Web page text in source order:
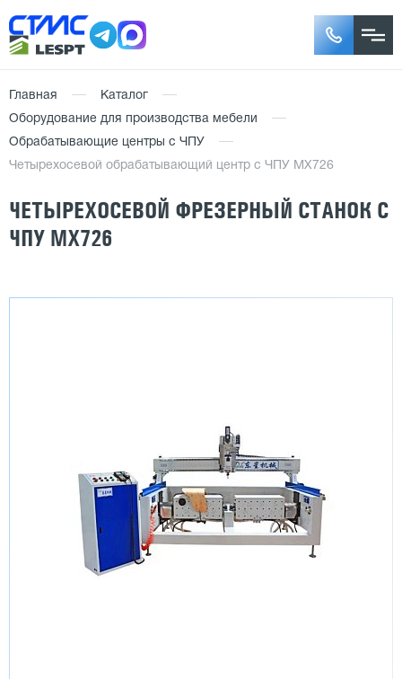
Главная
Каталог
Оборудование для производства мебели
Обрабатывающие центры с ЧПУ
Четырехосевой обрабатывающий центр с ЧПУ MX726
ЧЕТЫРЕХОСЕВОЙ ФРЕЗЕРНЫЙ СТАНОК С
ЧПУ MX726